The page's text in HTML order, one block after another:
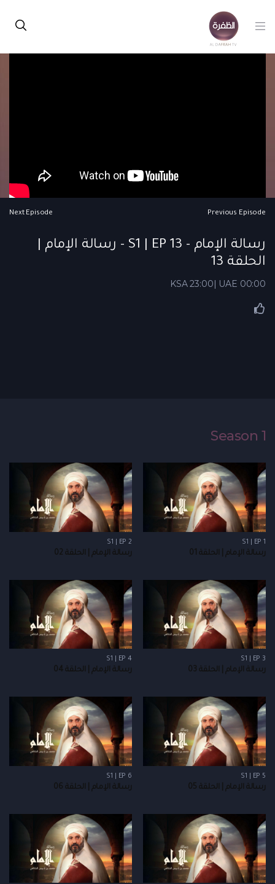
Previous Episode
Next Episode
رسالة الإمام - S1 | EP 13 - رسالة الإمام |
الحلقة 13
KSA 23:00| UAE 00:00
Season 1
S1 | EP 1
رسالة الإمام | الحلقة 01
S1 | EP 2
رسالة الإمام | الحلقة 02
S1 | EP 3
رسالة الإمام | الحلقة 03
S1 | EP 4
رسالة الإمام | الحلقة 04
S1 | EP 5
رسالة الإمام | الحلقة 05
S1 | EP 6
رسالة الإمام | الحلقة 06